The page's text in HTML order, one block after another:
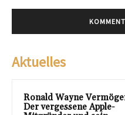
Aktuelles
Ronald Wayne
Der vergessene Apple-